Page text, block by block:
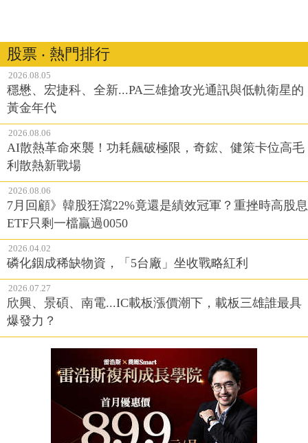
股票 ‧ 熱門排行
2026.08.05
穩懋、宏捷科、全新...PA三雄搶攻光通訊與低軌衛星的
黃金年代
2026.08.06
AI散熱革命來襲！功耗飆破極限，奇鋐、健策卡位高毛
利散熱新戰場
2026.08.06
7月回顧》韓股狂瀉22%竟還是績效冠軍？重挫時高股息
ETF只剩一檔贏過0050
2026.04.02
磷化銦成稀缺物資，「5台廠」坐收戰略紅利
2026.07.27
欣興、景碩、南電...IC載板漲價潮下，載板三雄誰最具
爆發力？